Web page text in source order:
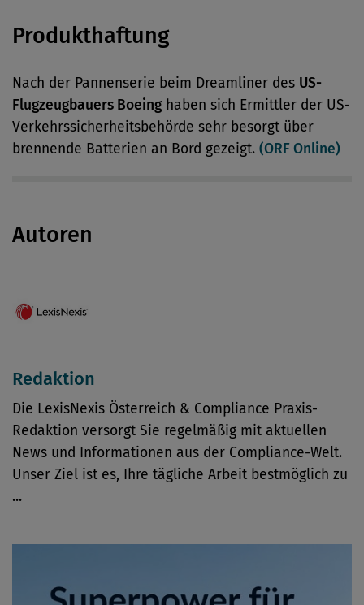
Produkthaftung
Nach der Pannenserie beim Dreamliner des US-
Flugzeugbauers Boeinghaben sich Ermittler der US-
Verkehrssicherheitsbehörde sehr besorgt über
brennende Batterien an Bord gezeigt. (ORF Online)
Autoren
Redaktion
Die LexisNexis Österreich & Compliance Praxis-
Redaktion versorgt Sie regelmäßig mit aktuellen
News und Informationen aus der Compliance-Welt.
Unser Ziel ist es, Ihre tägliche Arbeit bestmöglich zu
...